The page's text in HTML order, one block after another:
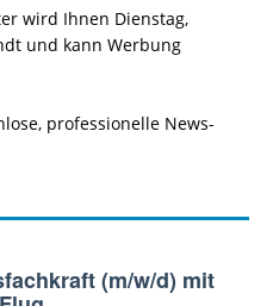
wird Ihnen Dienstag,
und kann Werbung
professionelle News-